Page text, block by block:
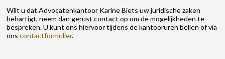
Wilt u dat Advocatenkantoor Karine Biets uw juridische zaken
behartigt, neem dan gerust contact op om de mogelijkheden te
bespreken. U kunt ons hiervoor tijdens de kantooruren bellen of via
onscontactformulier.